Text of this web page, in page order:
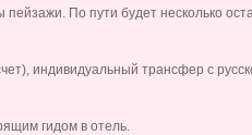
По пути будет несколько
индивидуальный трансфер с
гидом в отель.